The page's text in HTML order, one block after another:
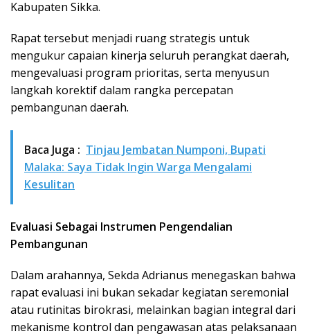
Kabupaten Sikka.
Rapat tersebut menjadi ruang strategis untuk
mengukur capaian kinerja seluruh perangkat daerah,
mengevaluasi program prioritas, serta menyusun
langkah korektif dalam rangka percepatan
pembangunan daerah.
Baca Juga : Tinjau Jembatan Numponi, Bupati
Malaka: Saya Tidak Ingin Warga Mengalami
Kesulitan
Evaluasi Sebagai Instrumen Pengendalian
Pembangunan
Dalam arahannya, Sekda Adrianus menegaskan bahwa
rapat evaluasi ini bukan sekadar kegiatan seremonial
atau rutinitas birokrasi, melainkan bagian integral dari
mekanisme kontrol dan pengawasan atas pelaksanaan